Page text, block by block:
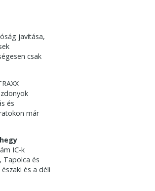
javítása,
csak
és
már
IC-k
Tapolca és
és a déli